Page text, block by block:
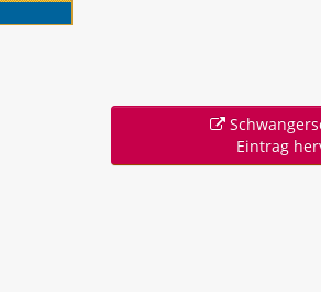
Eintrag